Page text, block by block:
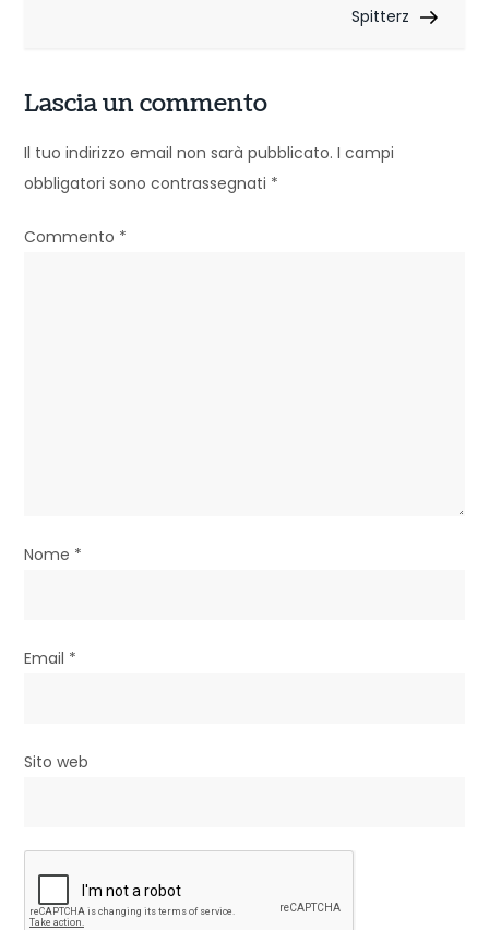
a
z
i
o
i
Spitterz
Lascia un commento
Il tuo indirizzo email non sarà pubblicato. I campi
obbligatori sono contrassegnati *
Commento *
Nome *
Email *
Sito web